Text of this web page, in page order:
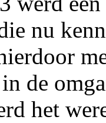
nu
de
het